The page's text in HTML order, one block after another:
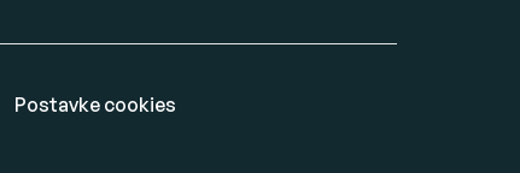
Postavke cookies